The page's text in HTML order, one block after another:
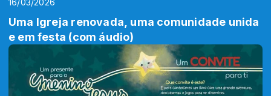
16/03/2026
Uma Igreja renovada, uma comunidade unida
e em festa (com áudio)